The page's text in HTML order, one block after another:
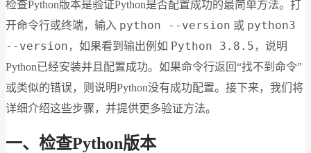
检查Python版本是验证Python是否配置成功的最简单方法。打
开命令行或终端，输入 python --version 或 python3
--version，如果看到输出例如 Python 3.8.5，说明
Python已经安装并且配置成功。如果命令行返回“找不到命令”
或类似的错误，则说明Python没有成功配置。接下来，我们将
详细介绍这些步骤，并提供更多验证方法。
一、检查Python版本